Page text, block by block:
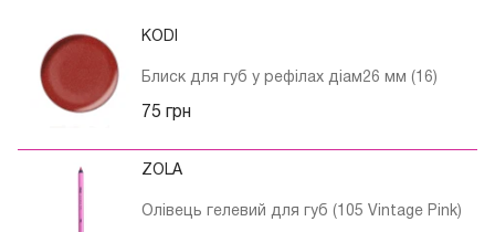
KODI
Блиск для губ у рефілах діам26 мм (16)
75 грн
ZOLA
Олівець гелевий для губ (105 Vintage Pink)